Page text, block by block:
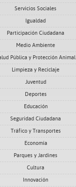
Servicios Sociales
Igualdad
Participación Ciudadana
Medio Ambiente
Pública y Protección Animal
Limpieza y Reciclaje
Juventud
Deportes
Educación
Seguridad Ciudadana
Tráfico y Transportes
Economía
Parques y Jardines
Cultura
Innovación